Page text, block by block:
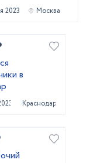
2023 Москва
в
Краснодар